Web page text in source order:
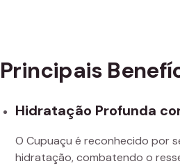
Principais
Hidratação Profunda
O Cupuaçu é reconhecido por
hidratação, combatendo o